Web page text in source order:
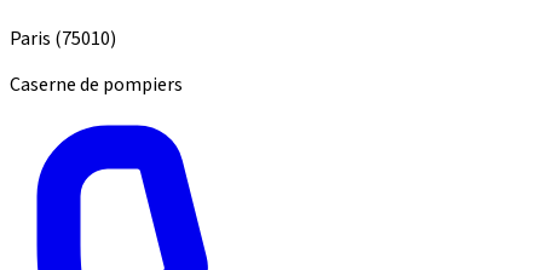
Paris (75010)
Caserne de pompiers